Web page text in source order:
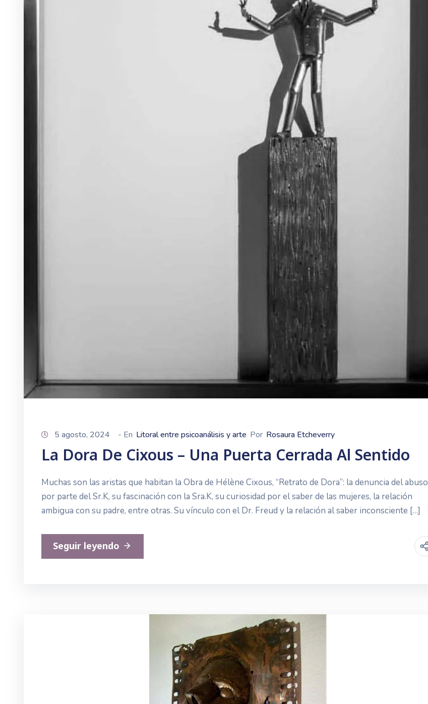
5 agosto, 2024 - En Litoral entre psicoanálisis y arte Por Rosaura Etcheverry
La Dora De Cixous – Una Puerta Cerrada Al Sentido
Muchas son las aristas que habitan la Obra de Hélène Cixous, “Retrato de Dora”: la denuncia del abuso
por parte del Sr.K, su fascinación con la Sra.K, su curiosidad por el saber de las mujeres, la relación
ambigua con su padre, entre otras. Su vínculo con el Dr. Freud y la relación al saber inconsciente […]
Seguir leyendo